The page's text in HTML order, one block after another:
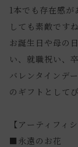
1本でも存在感
しても素敵ですね
お誕生日や母の
い、就職祝い、
バレンタインデ
のギフトとして
【アーティフィ
■永遠のお花